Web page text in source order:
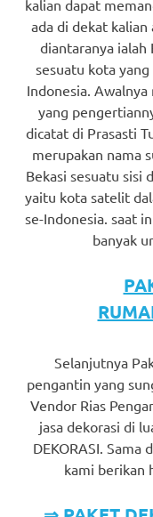
kalian dapat
ada di dekat kalian
diantaranya ialah
sesuatu kota
Indonesia. Awalnya
yang
dicatat di Prasasti
merupakan nama
Bekasi sesuatu sisi
yaitu kota satelit
se-Indonesia. saat
banyak
Selanjutnya
pengantin yang
Vendor Rias
jasa dekorasi di
DEKORASI. Sama
kami berikan